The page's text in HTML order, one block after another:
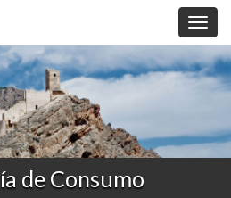
de Consumo